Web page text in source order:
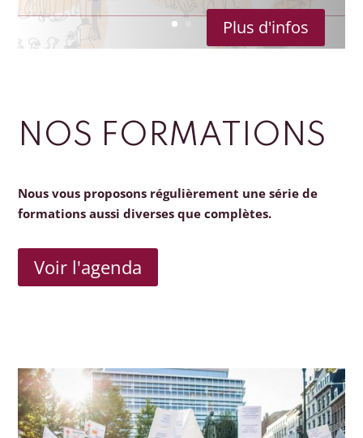
Plus d'infos
NOS FORMATIONS
Nous vous proposons régulièrement une série de
formations aussi diverses que complètes.
Voir l'agenda